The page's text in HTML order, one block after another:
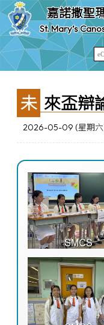
嘉諾撒聖
St. Mary’s
未來盃
2026-05-09 (星期